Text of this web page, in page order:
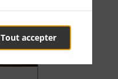
Tout accepter